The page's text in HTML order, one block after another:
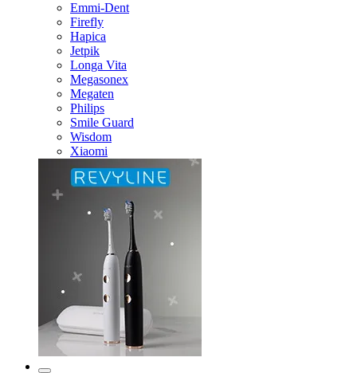
Emmi-Dent
Firefly
Hapica
Jetpik
Longa Vita
Megasonex
Megaten
Philips
Smile Guard
Wisdom
Xiaomi